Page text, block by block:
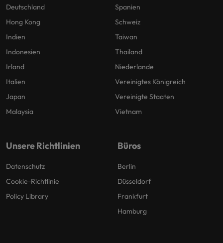
Deutschland
Hong Kong
Indien
Indonesien
Irland
Italien
Japan
Malaysia
Spanien
Schweiz
Taiwan
Thailand
Niederlande
Vereinigtes Königreich
Vereinigte Staaten
Vietnam
Unsere Richtlinien
Datenschutz
Cookie-Richtlinie
Policy Library
Büros
Berlin
Düsseldorf
Frankfurt
Hamburg